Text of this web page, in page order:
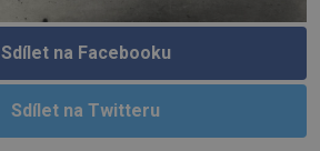
Sdílet na Facebooku
Sdílet na Twitteru